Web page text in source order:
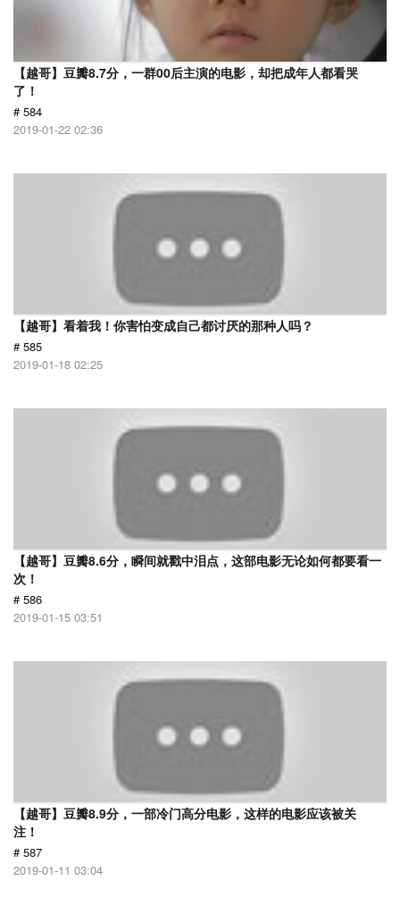
【越哥】豆瓣8.7分，一群00后主演的电影，却把成年人都看哭
了！
# 584
2019-01-22 02:36
【越哥】看着我！你害怕变成自己都讨厌的那种人吗？
# 585
2019-01-18 02:25
【越哥】豆瓣8.6分，瞬间就戳中泪点，这部电影无论如何都要看一
次！
# 586
2019-01-15 03:51
【越哥】豆瓣8.9分，一部冷门高分电影，这样的电影应该被关
注！
# 587
2019-01-11 03:04